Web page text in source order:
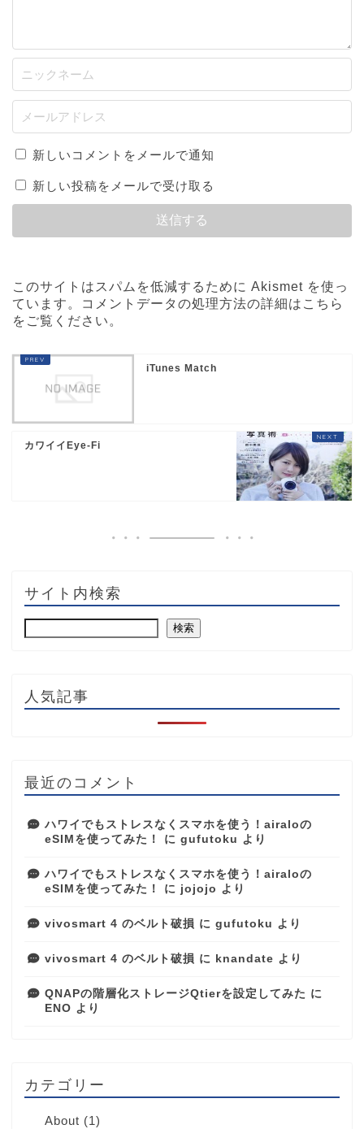
新しいコメントをメールで通知
新しい投稿をメールで受け取る
このサイトはスパムを低減するために Akismet を使っ
ています。
コメントデータの処理方法の詳細はこちら
をご覧ください 。
iTunes Match
カワイイEye-Fi
サイト内検索
検索
人気記事
最近のコメント
ハワイでもストレスなくスマホを使う！airaloの
eSIMを使ってみた！
に gufutoku より
ハワイでもストレスなくスマホを使う！airaloの
eSIMを使ってみた！
に jojojo より
vivosmart 4 のベルト破損 に gufutoku より
vivosmart 4 のベルト破損 に knandate より
QNAPの階層化ストレージQtierを設定してみた に
ENO より
カテゴリー
About (1)